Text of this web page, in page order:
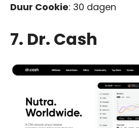
Duur Cookie: 30 dagen
7. Dr. Cash